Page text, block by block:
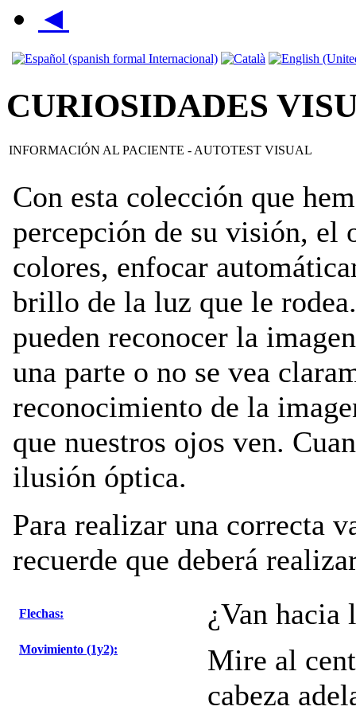
◄
CURIOSIDADES
INFORMACIÓN AL PACIENTE - AUTOTEST VISUAL
Con esta colección que
percepción de su visión, el
colores, enfocar
brillo de la luz que le
pueden reconocer la
una parte o no se vea
reconocimiento de la
que nuestros ojos ven.
ilusión óptica.
Para realizar una correcta
recuerde que deberá
Flechas: ¿Van hacia
Movimiento (1y2):
Mire al
cabeza